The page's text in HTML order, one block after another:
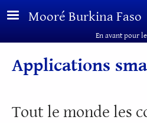
Aller au contenu principal
Mooré Burkina Faso
En avant pour
Applications
Tout le monde les